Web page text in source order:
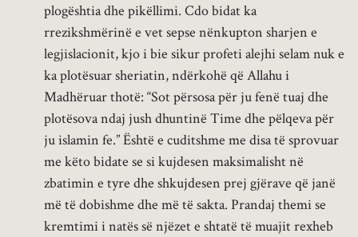
plogështia dhe pikëllimi. Cdo bidat ka
rrezikshmërinë e vet sepse nënkupton sharjen e
legjislacionit, kjo i bie sikur profeti alejhi selam nuk e
ka plotësuar sheriatin, ndërkohë që Allahu i
Madhëruar thotë: “Sot përsosa për ju fenë tuaj dhe
plotësova ndaj jush dhuntinë Time dhe pëlqeva për
ju islamin fe.” Është e cuditshme me disa të sprovuar
me këto bidate se si kujdesen maksimalisht në
zbatimin e tyre dhe shkujdesen prej gjërave që janë
më të dobishme dhe më të sakta. Prandaj themi se
kremtimi i natës së njëzet e shtatë të muajit rexheb